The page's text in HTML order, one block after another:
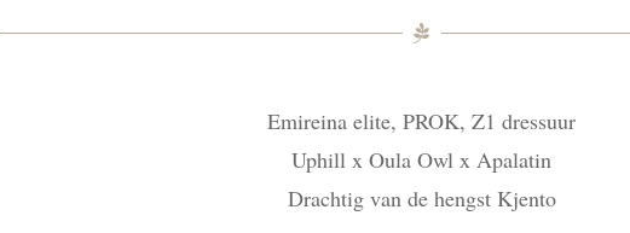
Emireina elite, PROK, Z1 dressuur
Uphill x Oula Owl x Apalatin
Drachtig van de hengst Kjento